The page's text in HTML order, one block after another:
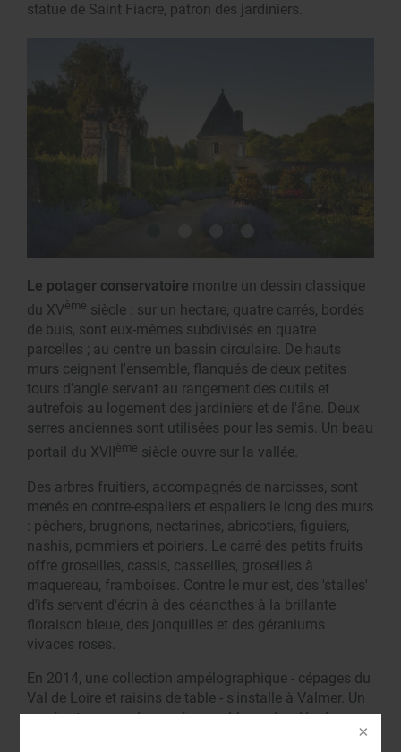
statue de Saint Fiacre, patron des jardiniers.
Le potager conservatoire montre un dessin classique
du XVème siècle : sur un hectare, quatre carrés, bordés
de buis, sont eux-mêmes subdivisés en quatre
parcelles ; au centre un bassin circulaire. De hauts
murs ceignent l'ensemble, flanqués de deux petites
tours d'angle servant au rangement des outils et
autrefois au logement des jardiniers et de l'âne. Deux
serres anciennes sont utilisées pour les semis. Un beau
portail du XVII ème siècle ouvre sur la vallée.
Des arbres fruitiers, accompagnés de narcisses, sont
menés en contre-espaliers et espaliers le long des murs
: pêchers, brugnons, nectarines, abricotiers, figuiers,
nashis, pommiers et poiriers. Le carré des petits fruits
offre groseilles, cassis, casseilles, groseilles à
maquereau, framboises. Contre le mur est, des 'stalles'
d'ifs servent d'écrin à des céanothes à la brillante
floraison bleue, des jonquilles et des géraniums
vivaces roses.
En 2014, une collection ampélographique - cépages du
Val de Loire et raisins de table - s'installe à Valmer. Un
carré est consacré aux cépages blancs bordés de
rosiers jaunes 'The Poet's Wife' (David Austin) dont Alix